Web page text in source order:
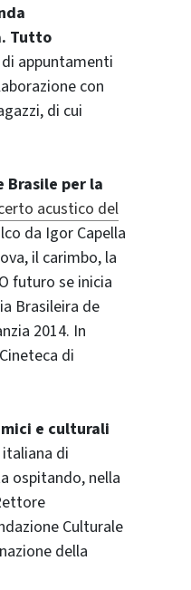
Tutto
appuntamenti
con
di cui
per la
acustico del
da Igor Capella
il carimbo, la
futuro se inicia
Brasileira de
2014. In
di
e culturali
di
ospitando, nella
Culturale
della